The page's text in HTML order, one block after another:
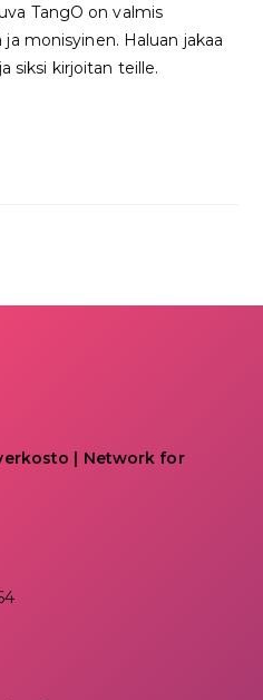
TangO on valmis
monisyinen. Haluan jakaa
siksi kirjoitan teille.
| Network for